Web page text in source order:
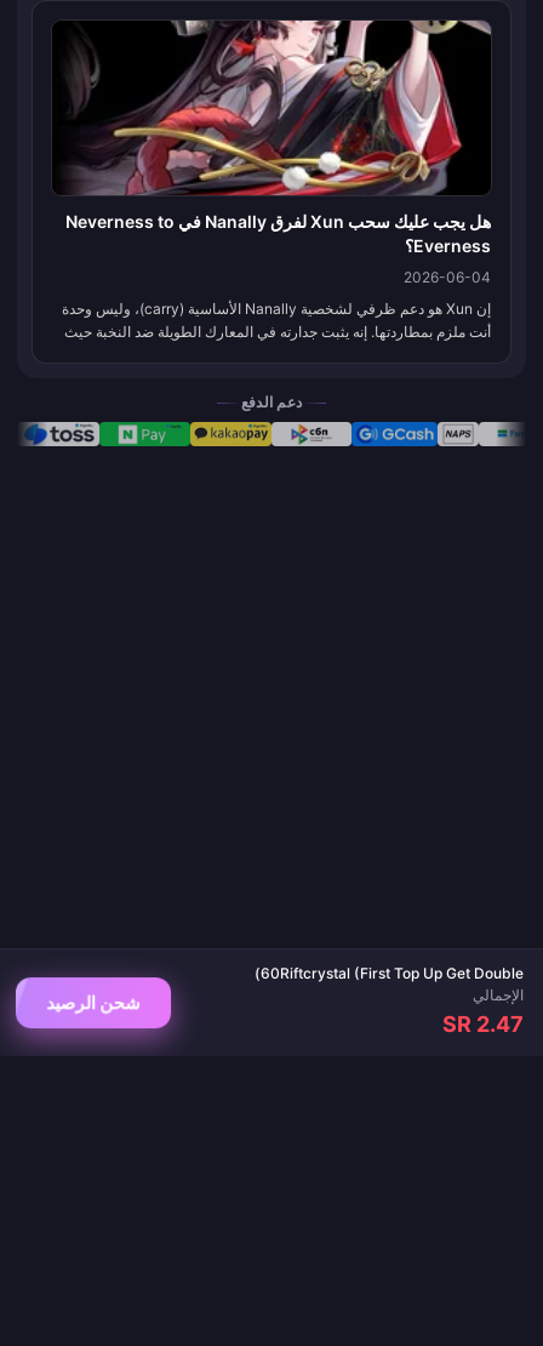
60Riftcrystal (First Top Up Get Double)
الإجمالي
SR 2.47
شحن الرصيد
هل يجب عليك سحب Xun لفرق Nanally في Neverness to
Everness؟
2026-06-04
إن Xun هو دعم ظرفي لشخصية Nanally الأساسية (carry)، وليس وحدة
أنت ملزم بمطاردتها. إنه يثبت جدارته في المعارك الطويلة ضد النخبة حيث
دعم الدفع